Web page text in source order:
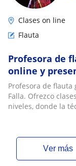
Clases on line
Flauta
Profesora de
online y
Profesora de
Falla. Ofrezco
niveles, donde la
ver más